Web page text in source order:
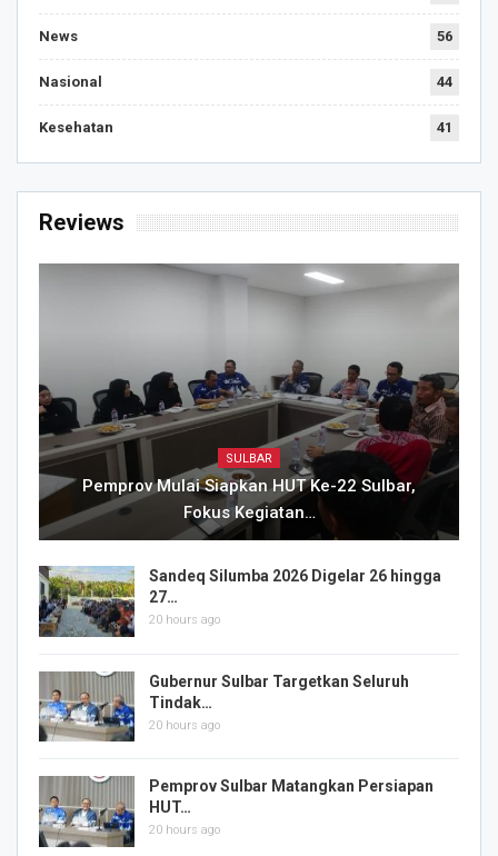
News 56
Nasional 44
Kesehatan 41
Reviews
SULBAR
Pemprov Mulai Siapkan HUT Ke-22 Sulbar,
Fokus Kegiatan…
Sandeq Silumba 2026 Digelar 26 hingga
27…
20 hours ago
Gubernur Sulbar Targetkan Seluruh
Tindak…
20 hours ago
Pemprov Sulbar Matangkan Persiapan
HUT…
20 hours ago